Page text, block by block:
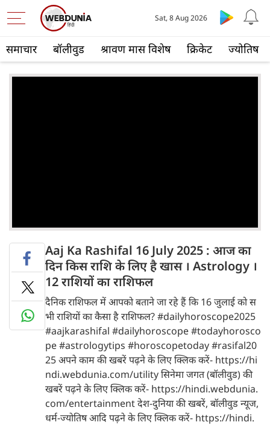
समाचार बॉलीवुड श्रावण मास विशेष क्रिकेट ज्योतिष
Sat, 8 Aug 2026
Aaj Ka Rashifal 16 July 2025 : आज का
दिन किस राशि के लिए है खास । Astrology ।
12 राशियों का राशिफल
दैनिक राशिफल में आपको बताने जा रहे हैं कि 16 जुलाई को स
भी राशियों का कैसा है राशिफल? #dailyhoroscope2025
#aajkarashifal #dailyhoroscope #todayhorosco
pe #astrologytips #horoscopetoday #rasifal20
25 अपने काम की खबरें पढ़ने के लिए क्लिक करें- https://hi
ndi.webdunia.com/utility सिनेमा जगत (बॉलीवुड) की
खबरें पढ़ने के लिए क्लिक करें- https://hindi.webdunia.
com/entertainment देश-दुनिया की खबरें, बॉलीवुड न्यूज,
धर्म-ज्योतिष आदि पढ़ने के लिए क्लिक करें- https://hindi.